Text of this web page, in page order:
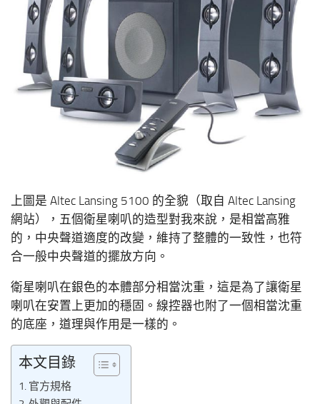
上圖是 Altec Lansing 5100 的全貌（取自 Altec Lansing
網站），五個衛星喇叭的造型對我來說，是相當高雅
的，中央聲道適度的改變，維持了整體的一致性，也符
合一般中央聲道的擺放方向。
衛星喇叭在銀色的本體部分相當沈重，這是為了讓衛星
喇叭在安置上更加的穩固。線控器也附了一個相當沈重
的底座，道理與作用是一樣的。
本文目錄
官方規格